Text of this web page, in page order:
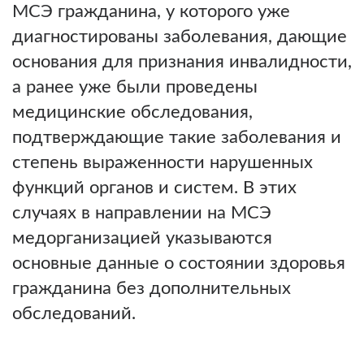
МСЭ гражданина, у которого уже
диагностированы заболевания, дающие
основания для признания инвалидности,
а ранее уже были проведены
медицинские обследования,
подтверждающие такие заболевания и
степень выраженности нарушенных
функций органов и систем. В этих
случаях в направлении на МСЭ
медорганизацией указываются
основные данные о состоянии здоровья
гражданина без дополнительных
обследований.